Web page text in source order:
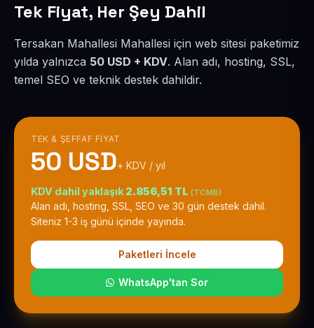
Tek Fiyat, Her Şey Dahil
Tersakan Mahallesi Mahallesi için web sitesi paketimiz
yılda yalnızca 50 USD + KDV. Alan adı, hosting, SSL,
temel SEO ve teknik destek dahildir.
TEK & ŞEFFAF FIYAT
50 USD+ KDV / yıl
KDV dahil yaklaşık 2.856,51 TL (TCMB)
Alan adı, hosting, SSL, SEO ve 30 gün destek dahil.
Siteniz 1-3 iş günü içinde yayında.
Paketleri İncele
WhatsApp'tan Sor